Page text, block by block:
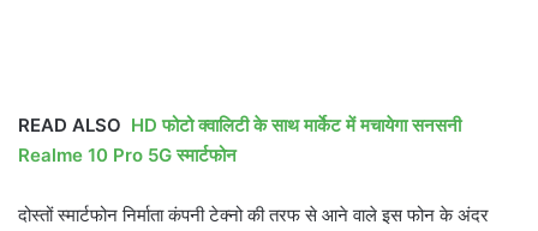
READ ALSO HD फोटो क्वालिटी के साथ मार्केट में मचायेगा सनसनी
Realme 10 Pro 5G स्मार्टफोन
दोस्तों स्मार्टफोन निर्माता कंपनी टेक्नो की तरफ से आने वाले इस फोन के अंदर